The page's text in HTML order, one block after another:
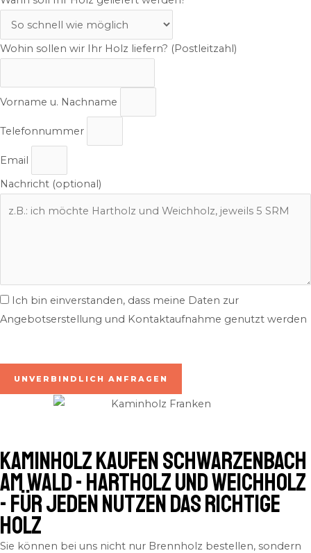
Wohin sollen wir Ihr Holz liefern? (Postleitzahl)
Vorname u. Nachname
Telefonnummer
Email
Nachricht (optional)
Ich bin einverstanden, dass meine Daten zur
Angebotserstellung und Kontaktaufnahme genutzt werden
UNVERBINDLICH ANFRAGEN
Kaminholz kaufen Schwarzenbach
am Wald - Hartholz und Weichholz
- für jeden Nutzen das richtige
Holz
Sie können bei uns nicht nur Brennholz bestellen, sondern